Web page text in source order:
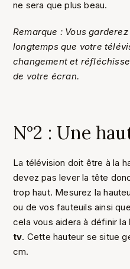
ne sera que plus beau.
Remarque : Vous
longtemps que votre
changement et
de votre écran.
N°2 : Une
La télévision doit être à la
devez pas lever la tête
trop haut. Mesurez la
ou de vos fauteuils ainsi
cela vous aidera à définir la
tv. Cette hauteur se situe
cm.